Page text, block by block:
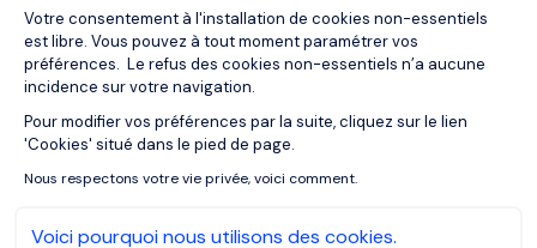
Votre consentement à l'installation de cookies non-essentiels
est libre. Vous pouvez à tout moment paramétrer vos
préférences. Le refus des cookies non-essentiels n’a aucune
incidence sur votre navigation.
Pour modifier vos préférences par la suite, cliquez sur le lien
'Cookies' situé dans le pied de page.
Nous respectons votre vie privée, voici comment.
Voici pourquoi nous utilisons des cookies.
Axeptio consent
la marca, actúan como embajadores de la misma,
mejorando la imagen corporativa. Un estudio de la
consultora Gallup revela que en España solo un 10% de
se siente comprometido con su empresa,
el porcentaje más bajo en toda la Unión Europea. Otra
investigación de la empresa BambooHR señala que la
satisfacción laboral va cuesta abajo desde 2020,